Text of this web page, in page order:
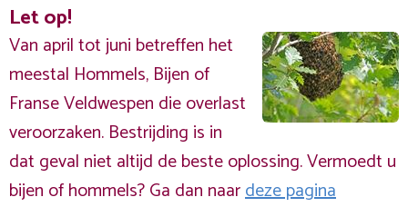
Let op!
Van april tot juni betreffen het
meestal Hommels, Bijen of
Franse Veldwespen die overlast
veroorzaken. Bestrijding is in
dat geval niet altijd de beste oplossing. Vermoedt u
bijen of hommels? Ga dan naardeze pagina